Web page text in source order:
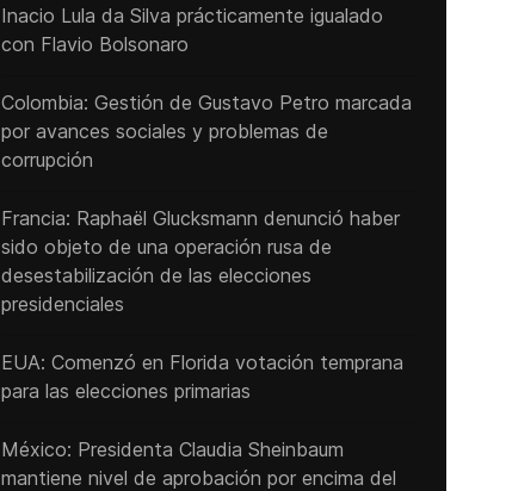
Inacio Lula da Silva prácticamente igualado
con Flavio Bolsonaro
Colombia: Gestión de Gustavo Petro marcada
por avances sociales y problemas de
corrupción
Francia: Raphaël Glucksmann denunció haber
sido objeto de una operación rusa de
desestabilización de las elecciones
presidenciales
EUA: Comenzó en Florida votación temprana
para las elecciones primarias
México: Presidenta Claudia Sheinbaum
mantiene nivel de aprobación por encima del